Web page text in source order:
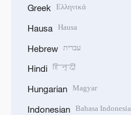
Greek Ελληνικά
Hausa Hausa
Hebrew עברית
Hindi हिन्दी
Hungarian Magyar
Indonesian Bahasa Indonesia